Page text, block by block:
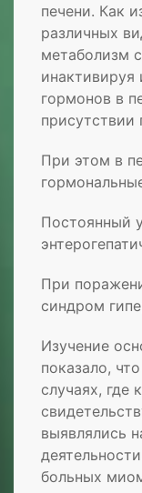
печени. Как
различных
метаболизм
инактивируя
гормонов в
При этом в
Постоянный
При
синдром
Изучение
показало,
случаях, где
выявлялись
больных